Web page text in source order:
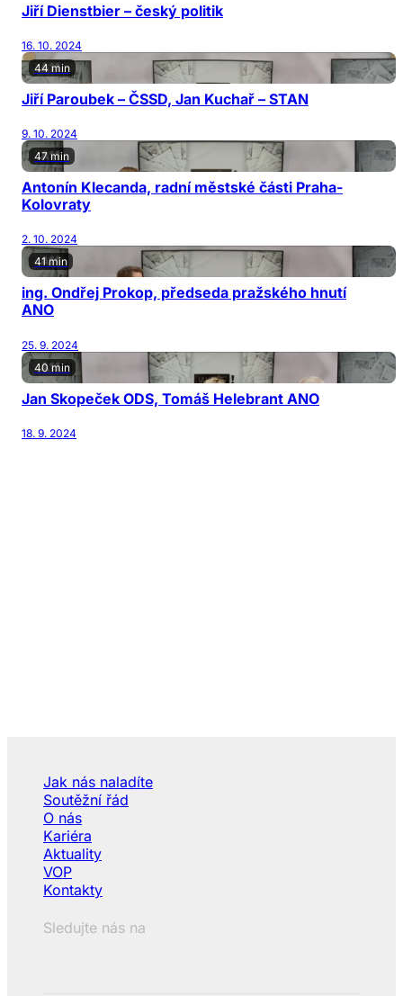
Jiří Dienstbier – český politik
16. 10. 2024
44 min
Jiří Paroubek – ČSSD, Jan Kuchař – STAN
9. 10. 2024
47 min
Antonín Klecanda, radní městské části Praha-
Kolovraty
2. 10. 2024
41 min
ing. Ondřej Prokop, předseda pražského hnutí
ANO
25. 9. 2024
40 min
Jan Skopeček ODS, Tomáš Helebrant ANO
18. 9. 2024
Jak nás naladíte
Soutěžní řád
O nás
Kariéra
Aktuality
VOP
Kontakty
Sledujte nás na